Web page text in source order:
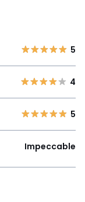
5
4
5
Impeccable